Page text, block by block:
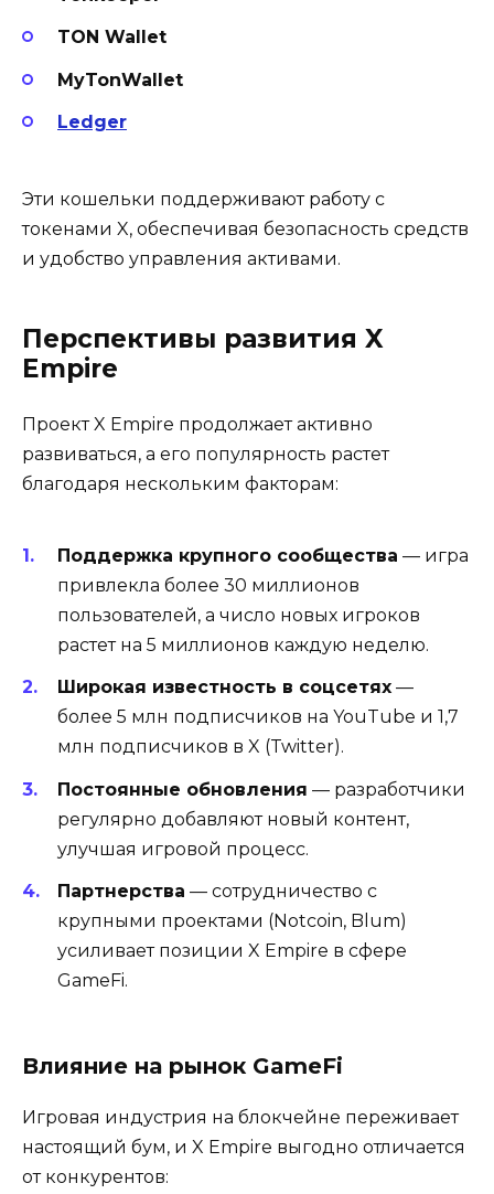
TON Wallet
MyTonWallet
Ledger
Эти кошельки поддерживают работу с
токенами X, обеспечивая безопасность средств
и удобство управления активами.
Перспективы развития X
Empire
Проект X Empire продолжает активно
развиваться, а его популярность растет
благодаря нескольким факторам:
Поддержка крупного сообщества — игра
привлекла более 30 миллионов
пользователей, а число новых игроков
растет на 5 миллионов каждую неделю.
Широкая известность в соцсетях —
более 5 млн подписчиков на YouTube и 1,7
млн подписчиков в X (Twitter).
Постоянные обновления — разработчики
регулярно добавляют новый контент,
улучшая игровой процесс.
Партнерства — сотрудничество с
крупными проектами (Notcoin, Blum)
усиливает позиции X Empire в сфере
GameFi.
Влияние на рынок GameFi
Игровая индустрия на блокчейне переживает
настоящий бум, и X Empire выгодно отличается
от конкурентов: